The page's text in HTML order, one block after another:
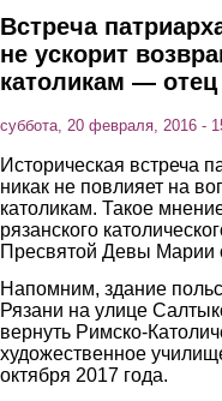
Встреча
не ускорит
католикам —
суббота, 20 февраля, 2016 -
Историческая встреча
никак не повлияет на
католикам. Такое
рязанского
Пресвятой Девы Марии
Напомним, здание
Рязани на улице
вернуть Римско-
художественное
октября 2017 года.